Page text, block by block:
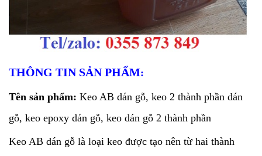
THÔNG TIN SẢN PHẨM:
Tên sản phẩm: Keo AB dán gỗ, keo 2 thành phần dán
gỗ, keo epoxy dán gỗ, keo dán gỗ 2 thành phần
Keo AB dán gỗ là loại keo được tạo nên từ hai thành